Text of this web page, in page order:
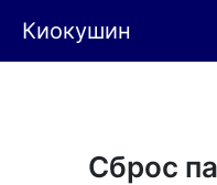
Киокушин
Сброс